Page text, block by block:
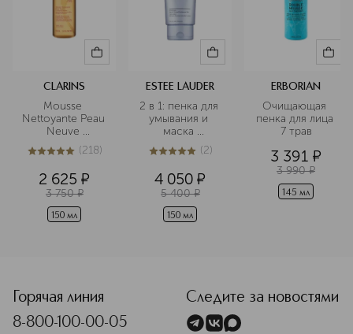
CLARINS
Mousse
Nettoyante Peau
Neuve
Очищающий
пенящийся
любого типа
кожи
5из 5218 (218)
2 625 ¤
3 750 ¤
150 мл
ESTEE LAUDER
2 в 1: пенка для
умывания и
маска
очищающая
5из 52 (2)
4 050 ¤
5 400 ¤
150 мл
ERBORIAN
Очищающая
пенка для лица
7 трав
3 391 ¤
3 990 ¤
145 мл
Горячая линия
8-800-100-00-05
Следите за новостями